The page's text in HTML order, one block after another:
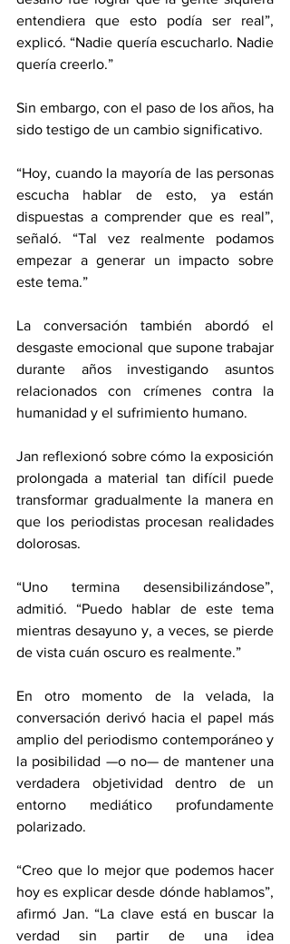
entendiera que esto podía ser real”,
explicó. “Nadie quería escucharlo. Nadie
quería creerlo.”
Sin embargo, con el paso de los años, ha
sido testigo de un cambio significativo.
“Hoy, cuando la mayoría de las personas
escucha hablar de esto, ya están
dispuestas a comprender que es real”,
señaló. “Tal vez realmente podamos
empezar a generar un impacto sobre
este tema.”
La conversación también abordó el
desgaste emocional que supone trabajar
durante años investigando asuntos
relacionados con crímenes contra la
humanidad y el sufrimiento humano.
Jan reflexionó sobre cómo la exposición
prolongada a material tan difícil puede
transformar gradualmente la manera en
que los periodistas procesan realidades
dolorosas.
“Uno termina desensibilizándose”,
admitió. “Puedo hablar de este tema
mientras desayuno y, a veces, se pierde
de vista cuán oscuro es realmente.”
En otro momento de la velada, la
conversación derivó hacia el papel más
amplio del periodismo contemporáneo y
la posibilidad —o no— de mantener una
verdadera objetividad dentro de un
entorno mediático profundamente
polarizado.
“Creo que lo mejor que podemos hacer
hoy es explicar desde dónde hablamos”,
afirmó Jan. “La clave está en buscar la
verdad sin partir de una idea